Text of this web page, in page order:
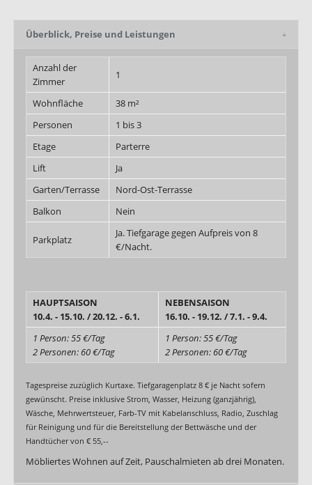
Überblick, Preise und Leistungen
Anzahl der
Zimmer
1
Wohnfläche
38 m²
Personen
1 bis 3
Etage
Parterre
Lift
Ja
Garten/Terrasse
Nord-Ost-Terrasse
Balkon
Nein
Parkplatz
Ja. Tiefgarage gegen Aufpreis von 8
€/Nacht.
HAUPTSAISON
10.4. - 15.10. / 20.12. - 6.1.
NEBENSAISON
16.10. - 19.12. / 7.1. - 9.4.
1 Person: 55 €/Tag
2 Personen: 60 €/Tag
1 Person: 55 €/Tag
2 Personen: 60 €/Tag
Tagespreise zuzüglich Kurtaxe. Tiefgaragenplatz 8 € je Nacht sofern
gewünscht. Preise inklusive Strom, Wasser, Heizung (ganzjährig),
Wäsche, Mehrwertsteuer, Farb-TV mit Kabelanschluss, Radio, Zuschlag
für Reinigung und für die Bereitstellung der Bettwäsche und der
Handtücher von € 55,--
Möbliertes Wohnen auf Zeit, Pauschalmieten ab drei Monaten.